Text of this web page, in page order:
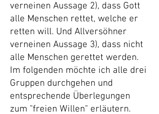
verneinen Aussage 2), dass Gott
alle Menschen rettet, welche er
retten will. Und Allversöhner
verneinen Aussage 3), dass nicht
alle Menschen gerettet werden.
Im folgenden möchte ich alle drei
Gruppen durchgehen und
entsprechende Überlegungen
zum "freien Willen" erläutern.